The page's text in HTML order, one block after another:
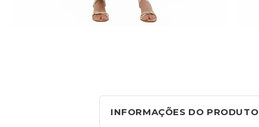
INFORMAÇÕES DO PRODUTO